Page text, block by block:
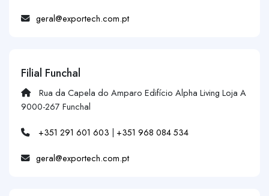
geral@exportech.com.pt
Filial Funchal
Rua da Capela do Amparo Edifício Alpha Living Loja A
9000-267 Funchal
+351 291 601 603 | +351 968 084 534
geral@exportech.com.pt